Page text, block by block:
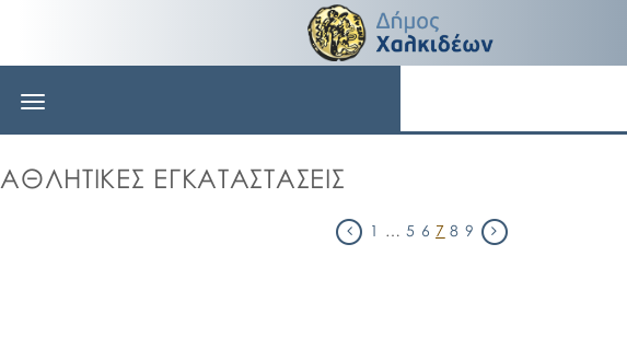
Toggle
ΑΘΛΗΤΙΚΕΣ ΕΓΚΑΤΑΣΤΑΣΕΙΣ
1 … 5 6 7 8 9